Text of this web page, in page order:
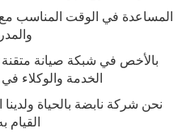
المساعدة في الوقت المناسب
الخدمة والوكلاء
نحن شركة نابضة بالحياة
القيام